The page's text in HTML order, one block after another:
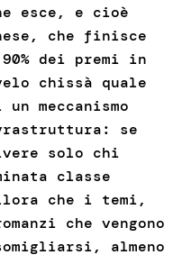
esce, e cioè
che finisce
dei premi in
chissà quale
meccanismo
se
solo chi
classe
che i temi,
che vengono
almeno